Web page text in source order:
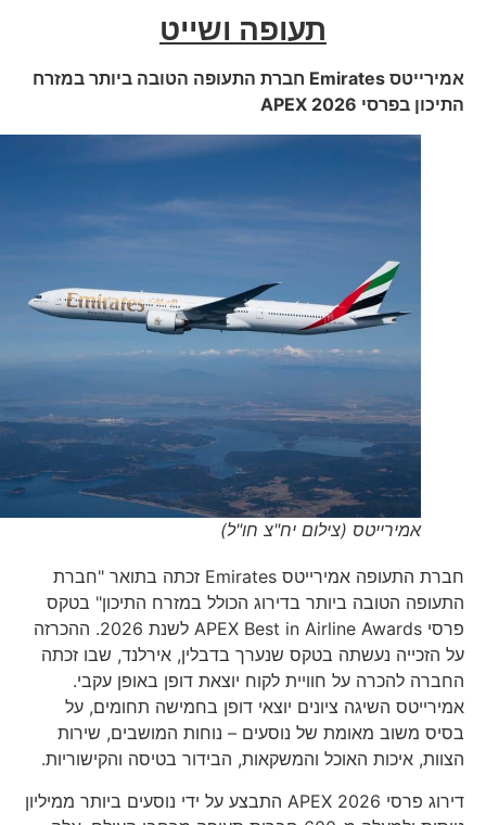
תעופה ושייט
אמירייטסEmiratesחברת התעופה הטובה ביותר במזרח
התיכון בפרסיAPEX 2026
אמירייטס (צילום יח"צ חו"ל)
חברת התעופה אמירייטס Emirates זכתה בתואר "חברת
התעופה הטובה ביותר בדירוג הכולל במזרח התיכון" בטקס
פרסי APEX Best in Airline Awards לשנת 2026. ההכרזה
על הזכייה נעשתה בטקס שנערך בדבלין, אירלנד, שבו זכתה
החברה להכרה על חוויית לקוח יוצאת דופן באופן עקבי.
אמירייטס השיגה ציונים יוצאי דופן בחמישה תחומים, על
בסיס משוב מאומת של נוסעים – נוחות המושבים, שירות
הצוות, איכות האוכל והמשקאות, הבידור בטיסה והקישוריות.
דירוג פרסי 2026 APEX התבצע על ידי נוסעים ביותר ממיליון